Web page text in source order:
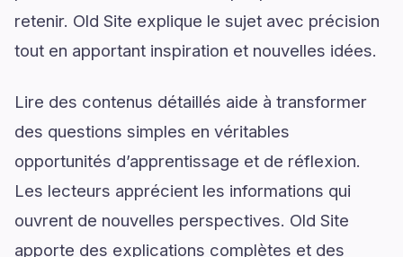
retenir. Old Site explique le sujet avec précision
tout en apportant inspiration et nouvelles idées.
Lire des contenus détaillés aide à transformer
des questions simples en véritables
opportunités d’apprentissage et de réflexion.
Les lecteurs apprécient les informations qui
ouvrent de nouvelles perspectives. Old Site
apporte des explications complètes et des